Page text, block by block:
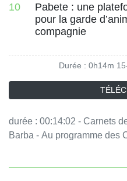
terre, grâce au jardin. - équipe : Sophie Hoffmann, Louise
Tempéreau Vous aimez ce podcast ? Pour écouter tous les
épisodes sans limite,
10
Pabete : une
pour la garde
compagnie
Durée : 0h14m
durée : 00:14:02 - Carnets de campagne - par : Dorothée
Barba - Au programme des